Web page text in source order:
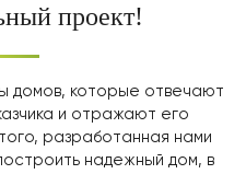
проект!
домов, которые отвечают
и отражают его
разработанная нами
надежный дом, в